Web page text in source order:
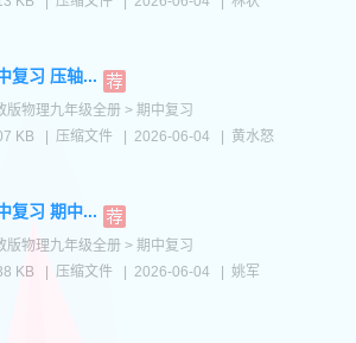
复习 压轴...
版物理九年级全册 > 期中复习
KB
压缩文件 2026-06-04 黄水怒
复习 期中...
版物理九年级全册 > 期中复习
KB
压缩文件 2026-06-04 姚军